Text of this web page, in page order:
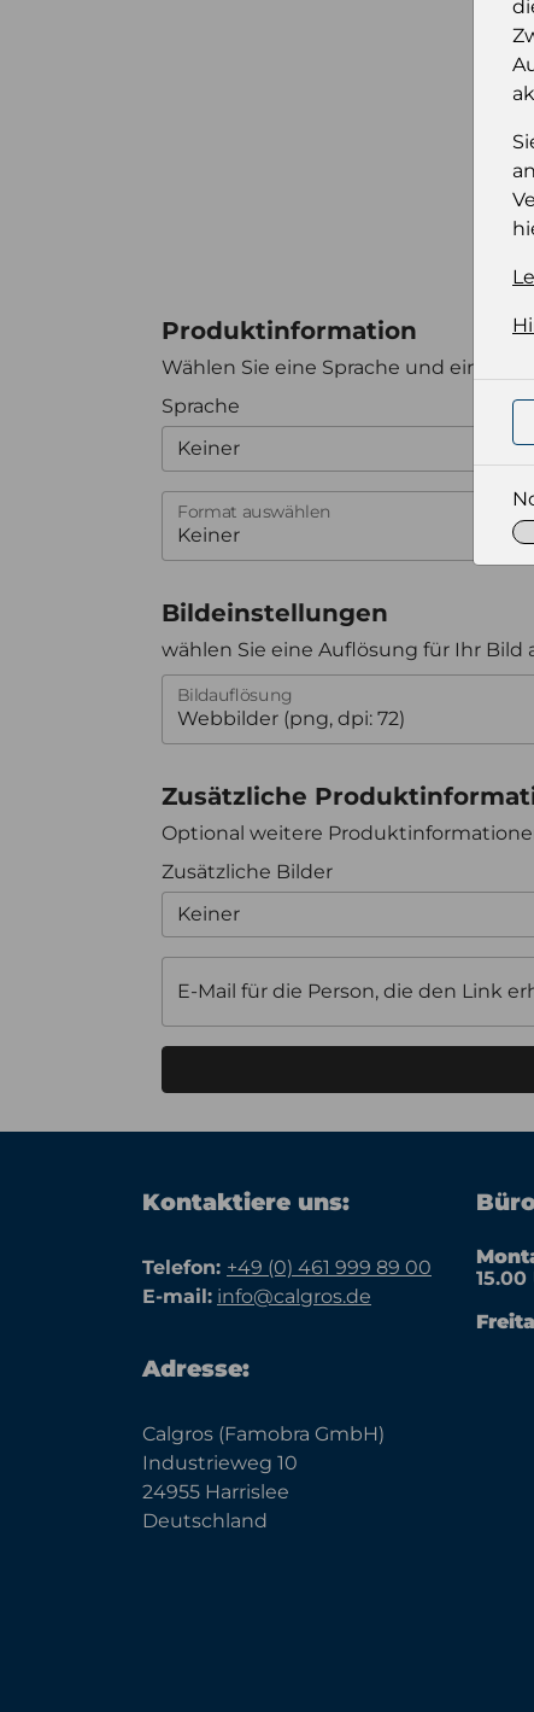
Produktinformation
Wählen Sie eine Sprache und ein
Sprache
Keiner
Format auswählen
Bildeinstellungen
wählen Sie eine Auflösung für Ihr Bild
Bildauflösung
Zusätzliche
Optional weitere
Zusätzliche Bilder
Keiner
E-Mail für die Person, die den Link
Kontaktiere uns:
Telefon: +49 (0) 461 999 89 00
E-mail: info@calgros.de
Adresse:
Calgros (Famobra GmbH)
Industrieweg 10
24955 Harrislee
Deutschland